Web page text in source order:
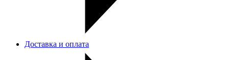
Доставка и оплата